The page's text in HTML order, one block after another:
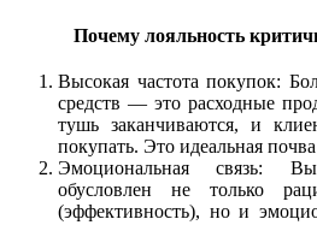
Почему лояльность
Высокая частота покупок:
средств — это расходные
тушь заканчиваются, и
покупать. Это идеальная
Эмоциональная связь:
обусловлен не только
(эффективность), но и